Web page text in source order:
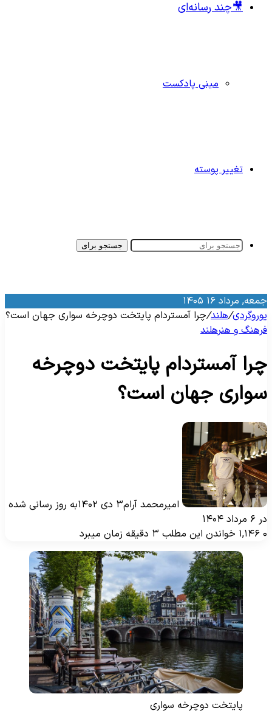
🎥چند رسانه‌ای
مینی پادکست
تغییر پوسته
جستجو برای
مرداد ۱۶ ۱۴۰۵
/هلند/چرا آمستردام پایتخت دوچرخه سواری جهان است؟
و هنرهلند
آمستردام پایتخت دوچرخه
جهان است؟
امیرمحمد آرام۳ دی ۱۴۰۲
به روز رسانی شده
۱۴۰۴
خواندن این مطلب ۳ دقیقه زمان میبرد
پایتخت دوچرخه سواری